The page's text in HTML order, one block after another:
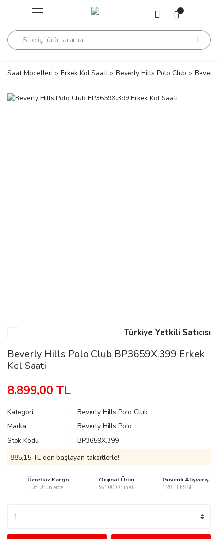
Geri Dön
Geri Dön
Saat Modelleri Erkek Kol Saati Beverly Hills Polo Club
Türkiye Yetkili Satıcısı
Beverly Hills Polo Club BP3659X.399 Erkek
Kol Saati
8.899,00 TL
Kategori
Beverly Hills Polo Club
Marka
Beverly Hills Polo
Stok Kodu
BP3659X.399
885,15 TL den başlayan taksitlerle!
Ücretsiz Kargo
Tüm Ürünlerde
Orijinal Ürün
%100 Orjinal
Güvenli Alışveriş
128 Bit SSL